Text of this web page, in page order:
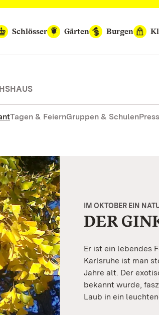
Schlösser
Gärten Burgen
Tagen & FeiernGruppen & Schulen
IM OKTOBER EIN
DER
Er ist ein lebendes
Karlsruhe ist man
Jahre alt. Der
bekannt wurde,
Laub in ein